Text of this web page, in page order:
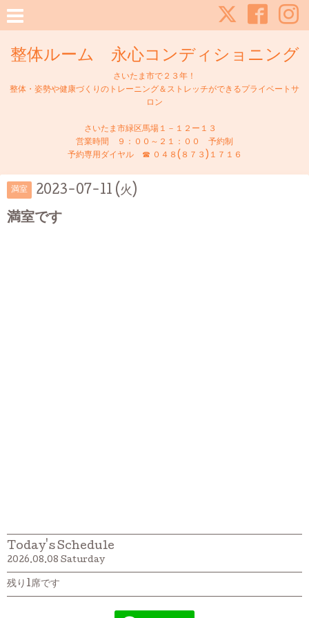
整体ルーム 永心コンディショニング
さいたま市で２３年！
整体・姿勢や健康づくりのトレーニング＆ストレッチができるプライベートサ
ロン
さいたま市緑区馬場１－１２ー１３
営業時間 ９：００～２１：００ 予約制
予約専用ダイヤル ☎ ０４８(８７３)１７１６
満室 2023-07-11 (火)
満室です
Today's Schedule
2026.08.08 Saturday
残り1席です